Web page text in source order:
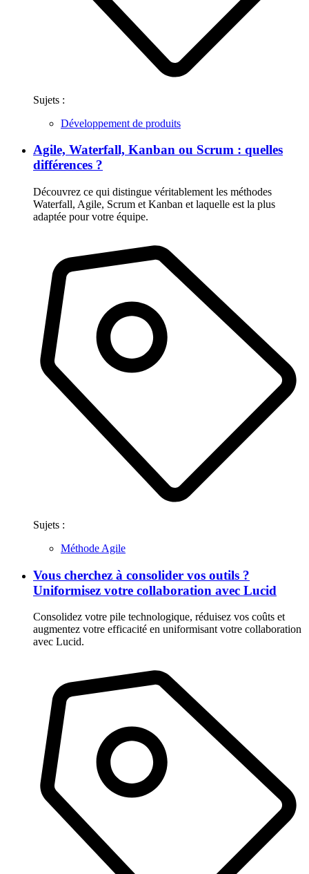
Sujets :
Développement de produits
Agile, Waterfall, Kanban ou Scrum : quelles
différences ?
Découvrez ce qui distingue véritablement les méthodes
Waterfall, Agile, Scrum et Kanban et laquelle est la plus
adaptée pour votre équipe.
Sujets :
Méthode Agile
Vous cherchez à consolider vos outils ?
Uniformisez votre collaboration avec Lucid
Consolidez votre pile technologique, réduisez vos coûts et
augmentez votre efficacité en uniformisant votre collaboration
avec Lucid.